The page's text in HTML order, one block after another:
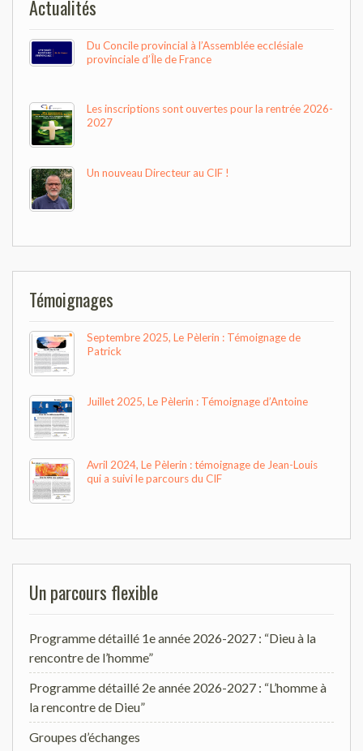
Actualités
Du Concile provincial à l’Assemblée ecclésiale
provinciale d’Île de France
Les inscriptions sont ouvertes pour la rentrée 2026-
2027
Un nouveau Directeur au CIF !
Témoignages
Septembre 2025, Le Pèlerin : Témoignage de
Patrick
Juillet 2025, Le Pèlerin : Témoignage d’Antoine
Avril 2024, Le Pèlerin : témoignage de Jean-Louis
qui a suivi le parcours du CIF
Un parcours flexible
Programme détaillé 1e année 2026-2027 : “Dieu à la
rencontre de l’homme”
Programme détaillé 2e année 2026-2027 : “L’homme à
la rencontre de Dieu”
Groupes d’échanges